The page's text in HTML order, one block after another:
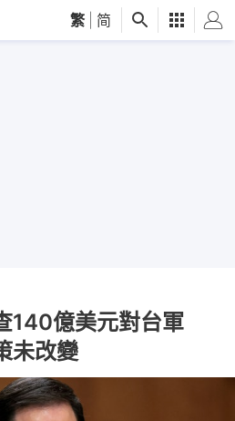
繁 简
140億美元對台軍
未改變